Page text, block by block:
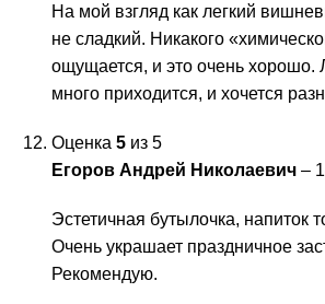
На мой взгляд как легкий
не сладкий. Никакого
ощущается, и это очень хорошо.
много приходится, и хочется
Оценка 5 из 5
Егоров Андрей Николаевич –
Эстетичная бутылочка, напиток
Очень украшает праздничное
Рекомендую.